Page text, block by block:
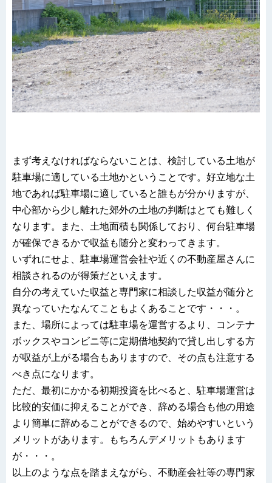
まず考えなければならないことは、検討している土地が
駐車場に適している土地かということです。好立地な土
地であれば駐車場に適していると誰もが分かりますが、
中心部から少し離れた郊外の土地の判断はとても難しく
なります。また、土地面積も関係しており、何台駐車場
が確保できるかで収益も随分と変わってきます。
いずれにせよ、駐車場運営会社や近くの不動産屋さんに
相談されるのが得策だといえます。
自分の考えていた収益と専門家に相談した収益が随分と
異なっていたなんてこともよくあることです・・・。
また、場所によっては駐車場を運営するより、コンテナ
ボックスやコンビニ等に定期借地契約で貸し出しする方
が収益が上がる場合もありますので、その点も注意する
べき点になります。
ただ、最初にかかる初期投資を比べると、駐車場運営は
比較的安価に抑えることができ、辞める場合も他の用途
より簡単に辞めることができるので、始めやすいという
メリットがあります。もちろんデメリットもあります
が・・・。
以上のような点を踏まえながら、不動産会社等の専門家